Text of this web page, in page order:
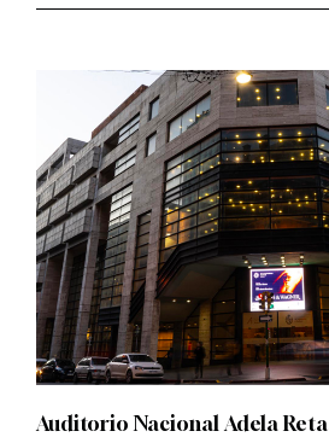
Auditorio Nacional Adela Reta